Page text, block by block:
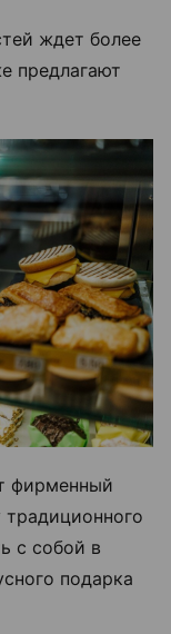
ждет более
предлагают
фирменный
с собой в
подарка